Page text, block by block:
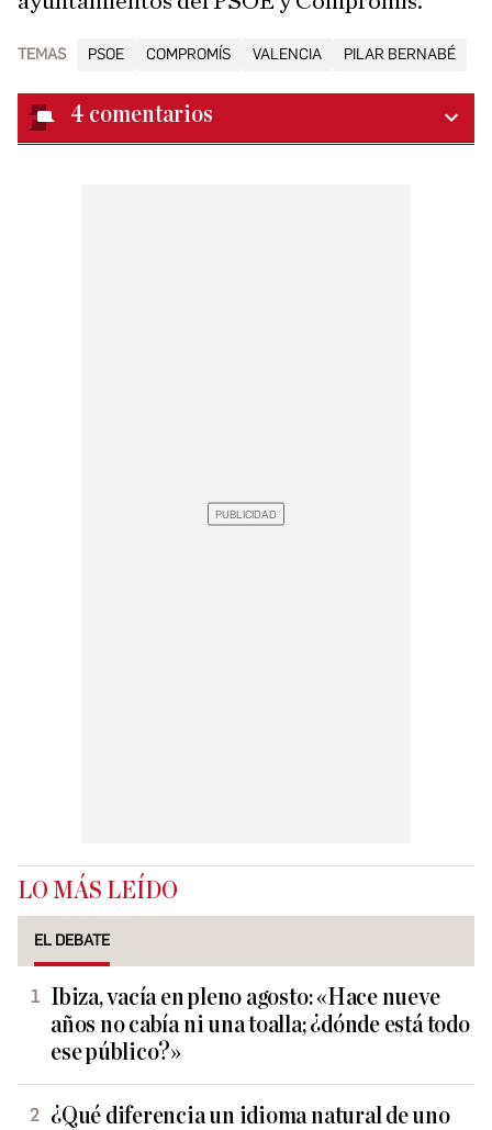
TEMAS PSOE COMPROMÍS VALENCIA PILAR BERNABÉ
4 comentarios
LO MÁS LEÍDO
EL DEBATE
Ibiza, vacía en pleno agosto: «Hace nueve
años no cabía ni una toalla; ¿dónde está todo
ese público?»
¿Qué diferencia un idioma natural de uno